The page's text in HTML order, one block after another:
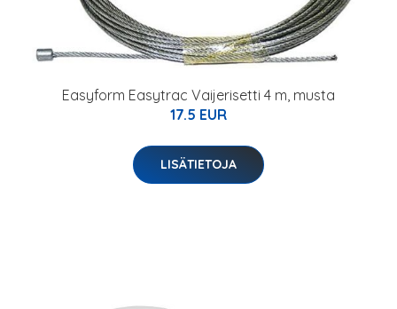
Easyform Easytrac Vaijerisetti 4 m, musta
17.5 EUR
LISÄTIETOJA